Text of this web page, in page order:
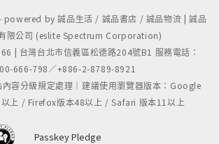
powered by 誠品生活 / 誠品書店 / 誠品物流 | 誠品
限公司 (eslite Spectrum Corporation)
| 台灣台北市信義區松德路204號B1 服務電話：
666-798／+886-2-8789-8921
容分級規定處理｜建議使用瀏覽器版本：Google
上 / Firefox版本48以上 / Safari 版本11以上
Passkey Pledge